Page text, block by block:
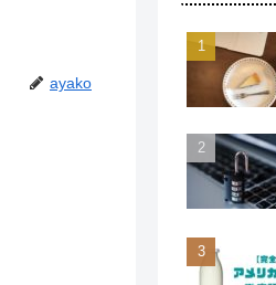
ayako